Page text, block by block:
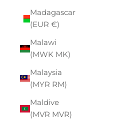
Madagascar
(EUR €)
Malawi
(MWK MK)
Malaysia
(MYR RM)
Maldive
(MVR MVR)